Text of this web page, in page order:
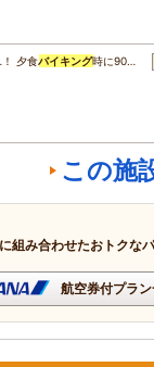
夕食バイキング時に90…
この施
組み合わせたおトクな
航空券付プラ